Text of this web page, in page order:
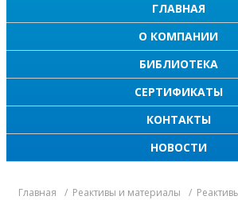
ГЛАВНАЯ
О КОМПАНИИ
БИБЛИОТЕКА
СЕРТИФИКАТЫ
КОНТАКТЫ
НОВОСТИ
Главная Реактивы и материалы